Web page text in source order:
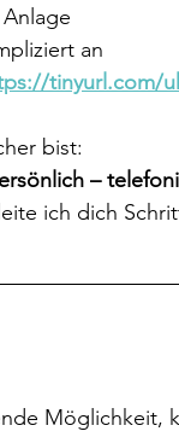
an
tinyurl.com/
bist:
–
ich dich